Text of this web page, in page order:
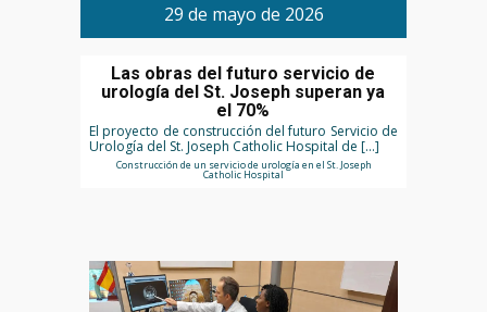
29 de mayo de 2026
Las obras del futuro servicio de
urología del St. Joseph superan ya
el 70%
El proyecto de construcción del futuro Servicio de
Urología del St. Joseph Catholic Hospital de […]
Construcción de un servicio de urología en el St. Joseph
Catholic Hospital